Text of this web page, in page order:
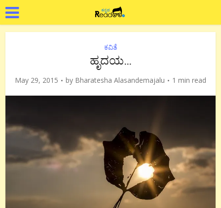
ಕವಿತೆ
ಹೃದಯ…
May 29, 2015 by Bharatesha Alasandemajalu 1 min read